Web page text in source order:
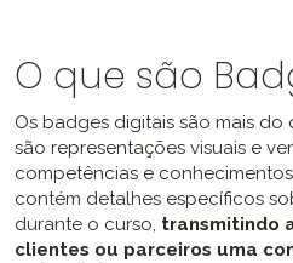
O que são
Os badges digitais são mais do
são representações visuais e
competências e
contém detalhes específicos
durante o curso, transmitindo
clientes ou parceiros uma